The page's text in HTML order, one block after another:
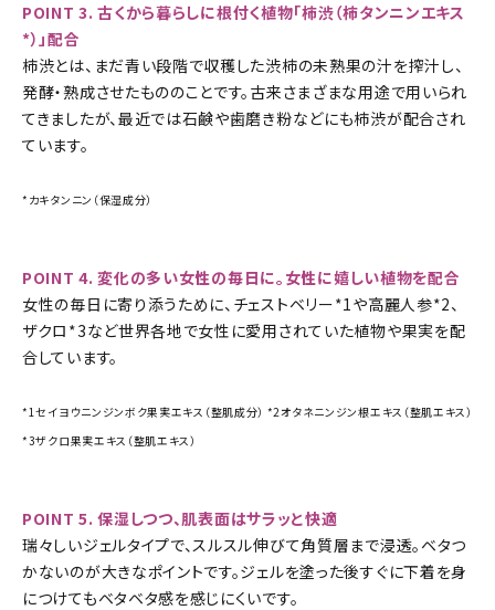
POINT 3. 古くから暮らしに根付く植物「柿渋（柿タンニンエキス
*）」配合
柿渋とは、まだ青い段階で収穫した渋柿の未熟果の汁を搾汁し、
発酵・熟成させたもののことです。古来さまざまな用途で用いられ
てきましたが、最近では石鹸や歯磨き粉などにも柿渋が配合され
ています。
*カキタンニン（保湿成分）
POINT 4. 変化の多い女性の毎日に。女性に嬉しい植物を配合
女性の毎日に寄り添うために、チェストベリー*1や高麗人参*2、
ザクロ*3など世界各地で女性に愛用されていた植物や果実を配
合しています。
*1セイヨウニンジンボク果実エキス（整肌成分） *2オタネニンジン根エキス（整肌エキス）
*3ザクロ果実エキス（整肌エキス）
POINT 5. 保湿しつつ、肌表面はサラッと快適
瑞々しいジェルタイプで、スルスル伸びて角質層まで浸透。ベタつ
かないのが大きなポイントです。ジェルを塗った後すぐに下着を身
につけてもベタベタ感を感じにくいです。